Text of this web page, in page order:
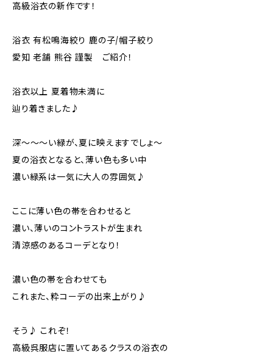
高級浴衣の新作です！
浴衣 有松鳴海絞り 鹿の子/帽子絞り
愛知 老舗 熊谷 謹製 ご紹介！
浴衣以上 夏着物未満に
辿り着きました♪
深～～～い緑が、夏に映えますでしょ～
夏の浴衣となると、薄い色も多い中
濃い緑系は一気に大人の雰囲気♪
ここに薄い色の帯を合わせると
濃い、薄いのコントラストが生まれ
清涼感のあるコーデとなり！
濃い色の帯を合わせても
これまた、粋コーデの出来上がり♪
そう♪ これぞ！
高級呉服店に置いてあるクラスの浴衣の